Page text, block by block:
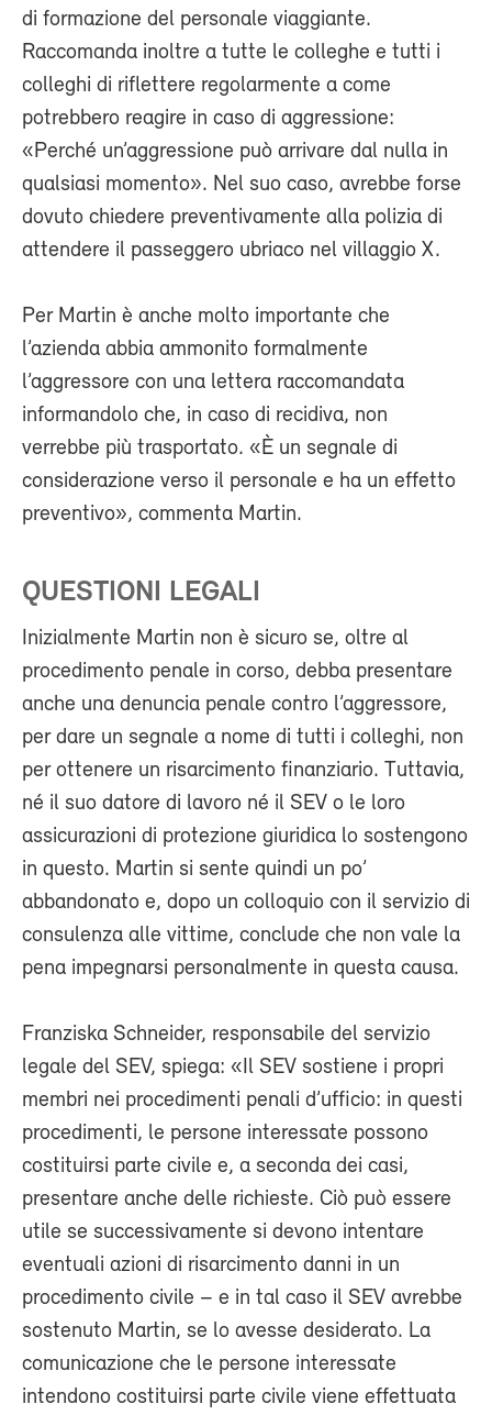
di formazione del personale viaggiante.
Raccomanda inoltre a tutte le colleghe e tutti i
colleghi di riflettere regolarmente a come
potrebbero reagire in caso di aggressione:
«Perché un’aggressione può arrivare dal nulla in
qualsiasi momento». Nel suo caso, avrebbe forse
dovuto chiedere preventivamente alla polizia di
attendere il passeggero ubriaco nel villaggio X.
Per Martin è anche molto importante che
l’azienda abbia ammonito formalmente
l’aggressore con una lettera raccomandata
informandolo che, in caso di recidiva, non
verrebbe più trasportato. «È un segnale di
considerazione verso il personale e ha un effetto
preventivo», commenta Martin.
QUESTIONI LEGALI
Inizialmente Martin non è sicuro se, oltre al
procedimento penale in corso, debba presentare
anche una denuncia penale contro l’aggressore,
per dare un segnale a nome di tutti i colleghi, non
per ottenere un risarcimento finanziario. Tuttavia,
né il suo datore di lavoro né il SEV o le loro
assicurazioni di protezione giuridica lo sostengono
in questo. Martin si sente quindi un po’
abbandonato e, dopo un colloquio con il servizio di
consulenza alle vittime, conclude che non vale la
pena impegnarsi personalmente in questa causa.
Franziska Schneider, responsabile del servizio
legale del SEV, spiega: «Il SEV sostiene i propri
membri nei procedimenti penali d’ufficio: in questi
procedimenti, le persone interessate possono
costituirsi parte civile e, a seconda dei casi,
presentare anche delle richieste. Ciò può essere
utile se successivamente si devono intentare
eventuali azioni di risarcimento danni in un
procedimento civile – e in tal caso il SEV avrebbe
sostenuto Martin, se lo avesse desiderato. La
comunicazione che le persone interessate
intendono costituirsi parte civile viene effettuata